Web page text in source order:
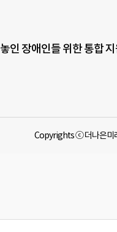
인 장애인들 위한 통합
Copyrights ⓒ 더나은